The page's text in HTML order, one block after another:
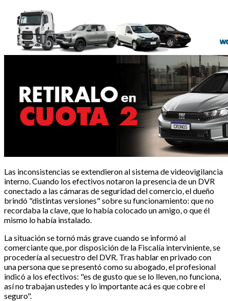
Las inconsistencias se extendieron al sistema de videovigilancia
interno. Cuando los efectivos notaron la presencia de un DVR
conectado a las cámaras de seguridad del comercio, el dueño
brindó "distintas versiones" sobre su funcionamiento: que no
recordaba la clave, que lo había colocado un amigo, o que él
mismo lo había instalado.
La situación se tornó más grave cuando se informó al
comerciante que, por disposición de la Fiscalía interviniente, se
procedería al secuestro del DVR. Tras hablar en privado con
una persona que se presentó como su abogado, el profesional
indicó a los efectivos: "es de gusto que se lo lleven, no funciona,
así no trabajan ustedes y lo importante acá es que cobre el
seguro".